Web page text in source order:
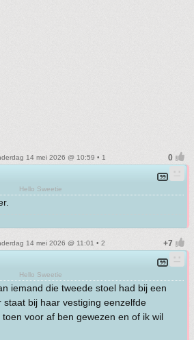
14 mei 2026 @ 10:59 • 1
Hello Sweetie
14 mei 2026 @ 11:01 • 2
Hello Sweetie
iemand die tweede stoel had bij een
staat bij haar vestiging eenzelfde
voor af ben gewezen en of ik wil